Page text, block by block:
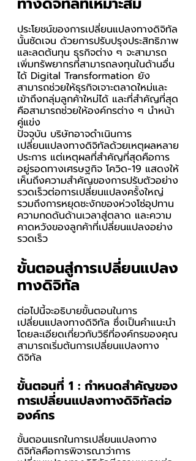
ประโยชน์ของการเปลี่ยนแปลงทางดิจิทัล
นั้นชัดเจน ด้วยการปรับปรุงประสิทธิภาพ
และลดต้นทุน ธุรกิจต่าง ๆ จะสามารถ
เพิ่มทรัพยากรที่สามารถลงทุนในด้านอื่น
ได้ Digital Transformation ยัง
สามารถช่วยให้ธุรกิจเจาะตลาดใหม่และ
เข้าถึงกลุ่มลูกค้าใหม่ได้ และที่สำคัญที่สุด
คือสามารถช่วยให้องค์กรต่าง ๆ นำหน้า
คู่แข่ง
ปัจจุบัน บริษัทอาจดำเนินการ
เปลี่ยนแปลงทางดิจิทัลด้วยเหตุผลหลาย
ประการ แต่เหตุผลที่สำคัญที่สุดคือการ
อยู่รอดทางเศรษฐกิจ โควิด-19 แสดงให้
เห็นถึงความสำคัญของการปรับตัวอย่าง
รวดเร็วต่อการเปลี่ยนแปลงครั้งใหญ่
รวมถึงการหยุดชะงักของห่วงโซ่อุปทาน
ความกดดันด้านเวลาสู่ตลาด และความ
คาดหวังของลูกค้าที่เปลี่ยนแปลงอย่าง
รวดเร็ว
ขั้นตอนสู่การเปลี่ยนแปลง
ทางดิจิทัล
ต่อไปนี้จะอธิบายขั้นตอนในการ
เปลี่ยนแปลงทางดิจิทัล ซึ่งเป็นคำแนะนำ
โดยละเอียดเกี่ยวกับวิธีที่องค์กรของคุณ
สามารถเริ่มต้นการเปลี่ยนแปลงทาง
ดิจิทัล
ขั้นตอนที่ 1 : กำหนดสำคัญของ
การเปลี่ยนแปลงทางดิจิทัลต่อ
องค์กร
ขั้นตอนแรกในการเปลี่ยนแปลงทาง
ดิจิทัลคือการพิจารณาว่าการ